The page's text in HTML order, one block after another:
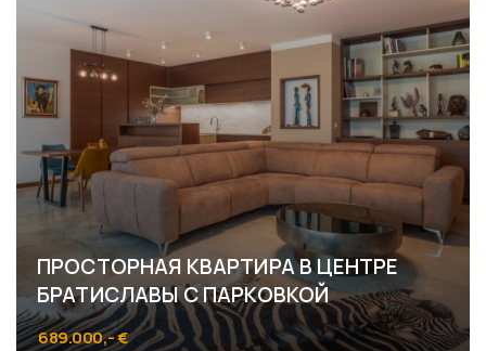
ПРОСТОРНАЯ КВАРТИРА В ЦЕНТРЕ
БРАТИСЛАВЫ С ПАРКОВКОЙ
689.000,- €